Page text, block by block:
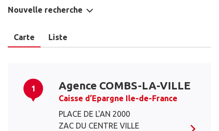
Nouvelle recherche
Carte Liste
1 Agence COMBS-LA-VILLE
Caisse d’Epargne Ile-de-France
PLACE DE L'AN 2000
ZAC DU CENTRE VILLE